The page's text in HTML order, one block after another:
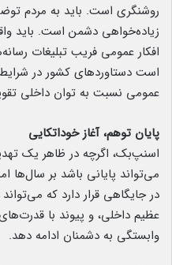
روشنگری است. باید به مردم
زیاده‌خواهی دشمن است. باید
افکار عمومی فریب تبلیغات
است دستاوردهای کشور در
عمومی نسبت به توان داخلی
پایان توهم، آغاز خوداتکایی
اسنپ‌بک، اگرچه در ظاهر یک
می‌تواند پایانی باشد بر سال‌ها
در جایگاهی قرار دارد که
عظیم داخلی، و پیوند با
وابستگی به دشمنان ادامه دهد.